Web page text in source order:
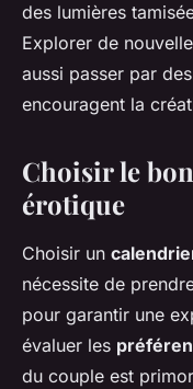
des lumières
Explorer de
aussi passer par
encouragent la
Choisir le
érotique
Choisir un
nécessite de
pour garantir une
évaluer les
du couple est